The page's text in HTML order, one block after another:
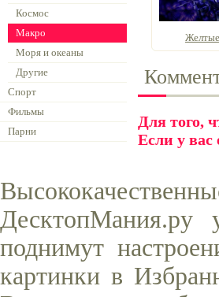
Космос
Макро
Моря и океаны
Другие
Спорт
Фильмы
Парни
Для того,
Если у вас
ДесктопМания.ру
поднимут
картинки в